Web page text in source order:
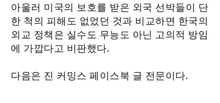
아울러 미국의 보호를 받은 외국 선박들이 단
한 척의 피해도 없었던 것과 비교하면 한국의
외교 정책은 실수도 무능도 아닌 고의적 방임
에 가깝다고 비판했다.
다음은 진 커밍스 페이스북 글 전문이다.